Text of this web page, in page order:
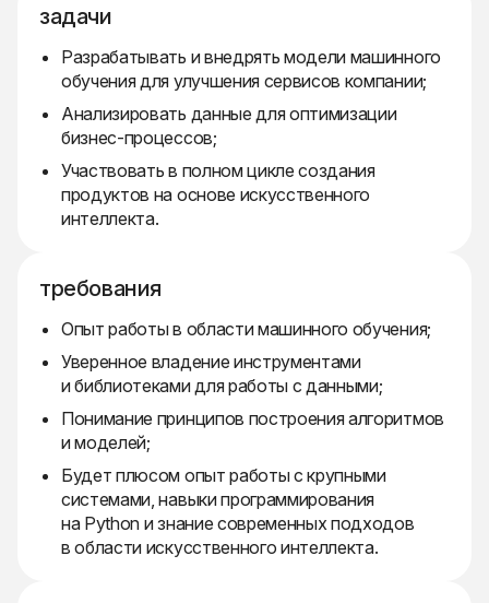
задачи
Разрабатывать и внедрять модели машинного
обучения для улучшения сервисов компании;
Анализировать данные для оптимизации
бизнес-процессов;
Участвовать в полном цикле создания
продуктов на основе искусственного
интеллекта.
требования
Опыт работы в области машинного обучения;
Уверенное владение инструментами
и библиотеками для работы с данными;
Понимание принципов построения алгоритмов
и моделей;
Будет плюсом опыт работы с крупными
системами, навыки программирования
на Python и знание современных подходов
в области искусственного интеллекта.